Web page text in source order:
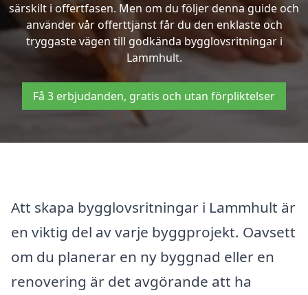
särskilt i offertfasen. Men om du följer denna guide och
använder vår offerttjänst får du den enklaste och
tryggaste vägen till godkända bygglovsritningar i
Lammhult.
Få 3 erbjudanden, gratis och utan förpliktelser
Att skapa bygglovsritningar i Lammhult är
en viktig del av varje byggprojekt. Oavsett
om du planerar en ny byggnad eller en
renovering är det avgörande att ha